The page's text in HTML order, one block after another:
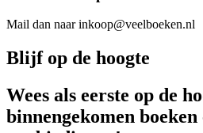
Mail dan naar inkoop@veelboeken.nl
Blijf op de hoogte
Wees als eerste op de
binnengekomen boeken